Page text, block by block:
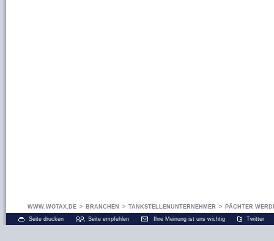
WWW.WOTAX.DE > BRANCHEN > TANKSTELLENUNTERNEHMER >
PÄCHTER
Seite drucken
Seite empfehlen Ihre Meinung ist uns wichtig Twitter